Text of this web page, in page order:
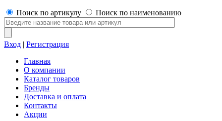
Поиск по артикулу Поиск по наименованию
Вход | Регистрация
Главная
О компании
Каталог товаров
Бренды
Доставка и оплата
Контакты
Акции